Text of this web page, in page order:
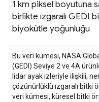
1 km piksel boyutuna
birlikte ızgaralı GEDI
biyokütle yoğunluğu
Bu veri kümesi, NASA
(GEDI) Seviye 2 ve 4A
lidar ayak izleriyle ilişkili,
çözünürlüklü ızgaralı bitki
veri kümesi, küresel bitki